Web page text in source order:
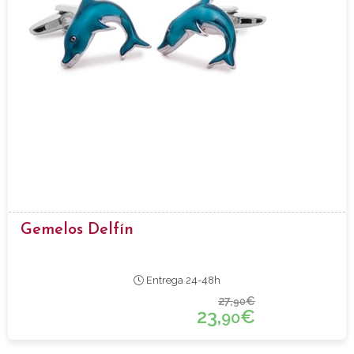
Gemelos Delfín
Entrega 24-48h
27,90€
23,90€